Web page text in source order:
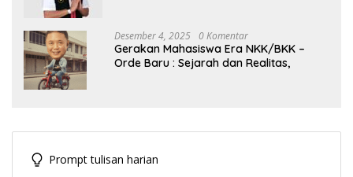
Desember 4, 2025 0 Komentar
Gerakan Mahasiswa Era NKK/BKK –
Orde Baru : Sejarah dan Realitas,
Prompt tulisan harian